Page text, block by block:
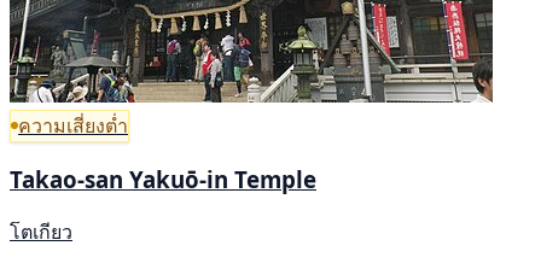
ความเสี่ยงต่ำ
Takao-san Yakuō-in Temple
โตเกียว